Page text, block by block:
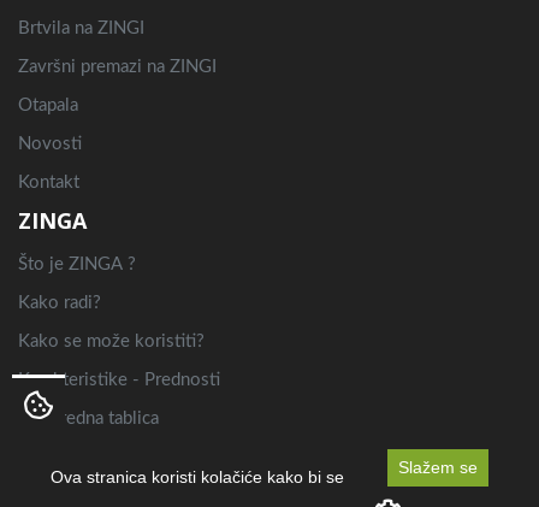
Brtvila na ZINGI
Završni premazi na ZINGI
Otapala
Novosti
Kontakt
ZINGA
Što je ZINGA ?
Kako radi?
Kako se može koristiti?
Karakteristike - Prednosti
Usporedna tablica
Ova stranica koristi kolačiće kako bi se
Slažem se